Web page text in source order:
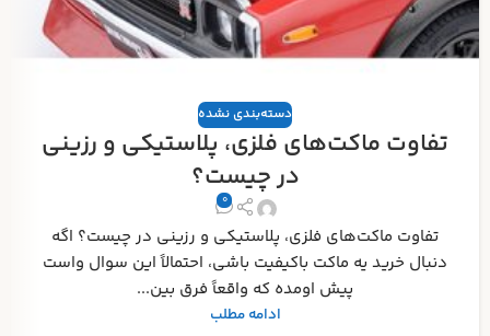
دسته‌بندی نشده
تفاوت ماکت‌های فلزی، پلاستیکی و رزینی
در چیست؟
0
تفاوت ماکت‌های فلزی، پلاستیکی و رزینی در چیست؟ اگه
دنبال خرید یه ماکت باکیفیت باشی، احتمالاً این سوال واست
پیش اومده که واقعاً فرق بین...
ادامه مطلب